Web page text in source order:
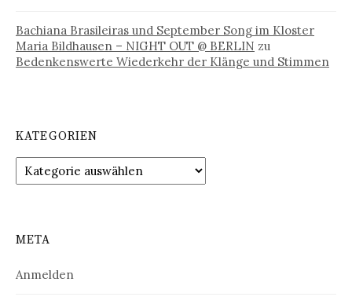
Bachiana Brasileiras und September Song im Kloster
Maria Bildhausen – NIGHT OUT @ BERLIN zu
Bedenkenswerte Wiederkehr der Klänge und Stimmen
KATEGORIEN
Kategorien
META
Anmelden